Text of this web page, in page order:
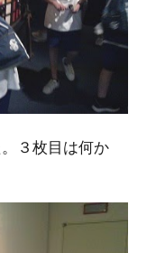
３枚目は何か